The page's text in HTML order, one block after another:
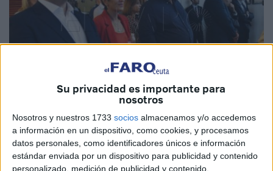
Su privacidad es importante para
nosotros
Nosotros y nuestros 1733 socios almacenamos y/o accedemos
a información en un dispositivo, como cookies, y procesamos
datos personales, como identificadores únicos e información
estándar enviada por un dispositivo para publicidad y contenido
personalizado, medición de publicidad y contenido,
Imagen de archivo